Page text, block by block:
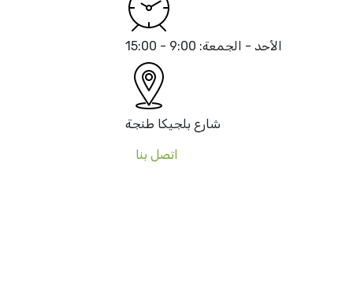
الأحد - الجمعة: 9:00 - 15:00
شارع بلجيكا طنجة
اتصل بنا